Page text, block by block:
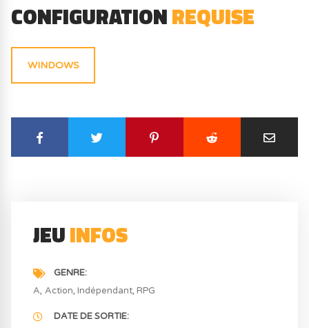
CONFIGURATIONREQUISE
WINDOWS
JEUINFOS
GENRE
A Action Indépendant RPG
DATE DE SORTIE